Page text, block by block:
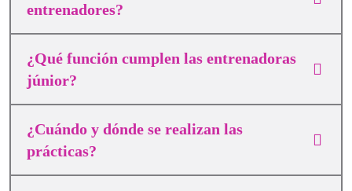
entrenadores?
¿Qué función cumplen las entrenadoras
júnior?
¿Cuándo y dónde se realizan las
prácticas?